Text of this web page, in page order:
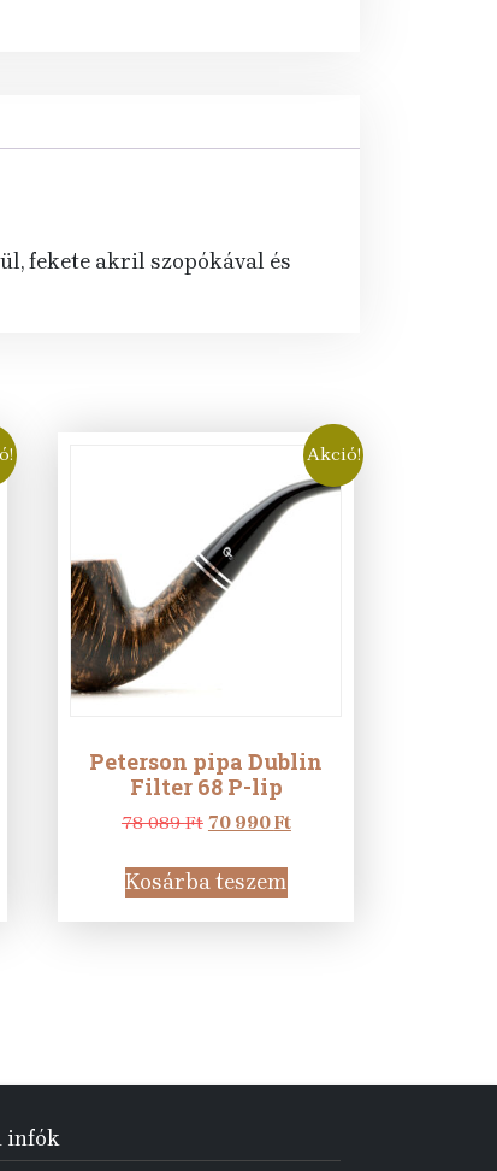
fekete akril szopókával és
Akció!
Peterson pipa Dublin
Filter 68 P-lip
78 089Ft Original
was:
78
089 Ft.
70 990FtCurrent
990 Ft.
Kosárba teszem
infók